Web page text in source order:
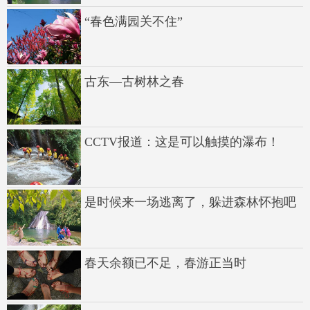
“春色满园关不住”
古东—古树林之春
CCTV报道：这是可以触摸的瀑布！
是时候来一场逃离了，躲进森林怀抱吧
春天余额已不足，春游正当时